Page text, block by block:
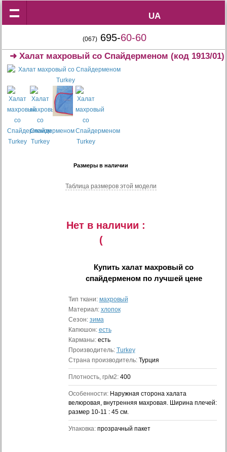
UA
UA
(067) 695-60-60
➜Халат махровый со Спайдерменом (код 1913/01)
Размеры в наличии
Таблица размеров этой модели
Нет в наличии :
(
Купитьхалат махровый со
спайдерменом по лучшей цене
Тип ткани: махровый
Материал: хлопок
Сезон: зима
Капюшон: есть
Карманы: есть
Производитель: Turkey
Страна производитель: Турция
Плотность, гр/м2: 400
Особенности: Наружная сторона халата
велюровая, внутренняя махровая. Ширина плечей:
размер 10-11 : 45 см.
Упаковка: прозрачный пакет